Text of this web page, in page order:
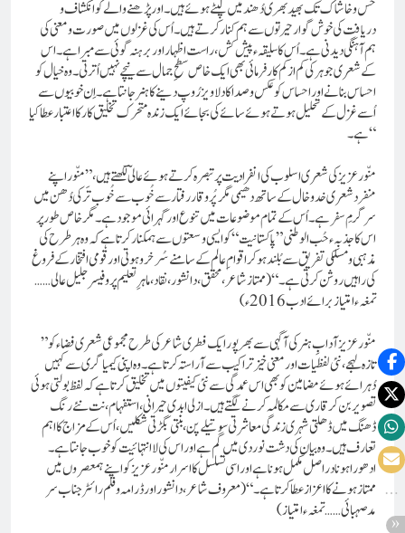
خس و خاشاک تک بھید بھری دُھند میں لپٹے ہوئے ہیں۔اور پڑھنے والے کو انکشاف و
دریافت کی خوش گوار حیرتوں سے ہم کنار کرتے ہیں۔ اُس کی غزلوں میں صورت و معنی کی
ہم آہنگی دیدنی ہے۔ اُس کا سلیقہء پیش کش، راست اظہار اور برہنہ گوئی سے مبر ا ہے۔ اس
کے شعری جوہر کی کم از کم کارفرمائی بھی ایک خاص سطحِ جمال سے نیچے نہیں اُترتی۔ وہ خیال کو
احساس بنانے اور احساس کو عکس و صدا کا دلاویز رُوپ دینے کا ہنر جانتا ہے۔ اِن خوبیوں سے
اُسے غزل کے تحلیل ہوتے ہوئے سائے کی بجائے ایک زندہ متحرک تخلیق کار کا اعتبار عطا کیا
ہے۔“
منّور عزیز کی شعری اسلوب کی انفرادیت پر تبصر ہ کرتے ہوئے عالیؔ لکھتے ہیں، ”منّور اپنے
منفرد شعری خدوخال کے ساتھ دھیمی مگر پُر وقار رفتار سے خُوب سے خُوب تَر کی دُھن میں
سرگرمِ سفر ہے۔ اُس کے تمام موضوعات میں تنوع اور گہرائی موجودہے۔ مگر خاص طور پر
اس کا جذبہء حُب الوطنی ”پاکستانیت“ کو ایسی وسعتوں سے ہمکنار کرتا ہے کہ وہ ہر طرح کی
مذہبی و مسلکی تفریق سے بُلند ہو کر اقوام ِ عالم کے سامنے سُرخرو ہوتی اور قومی افتخار کے فروغ
کی راہیں روشن کرتی ہے۔“ (ممتاز شاعر، محقق،دانشور،نقاد، ماہرِ تعلیم پروفیسر جلیل عالی……
تمغہء امتیاز برائے ادب 2016ء)
”منّور عزیز آدابِ ہنر کی آگہی سے بھر پور ایک فطری شاعر کی طرح مجموعی شعری فضاء کو
تازہ لہجے، نئی لفظیات اور معنی خیز تراکیب سے آراستہ کرتا ہے۔ وہ اپنی کیمیا گری سے کہیں
دُہرائے ہوئے مضامین کو بھی اس عمدگی سے نئی کیفیتوں میں تخلیق کرتا ہے کہ لفظ بولتی ہوئی
تصویر بن کر قاری سے مکالمہ کرنے لگتے ہیں۔ ازلی ابدی حیرانی، استفہام، نت نئے رنگ
ڈھنگ میں ڈھلتی شہری زندگی معاشرتی سوتیلے پن،بنتی بگڑتی شکلیں،اُس کے مزاج کا اہم
تعارف ہیں۔ وہ بیان کی دشت نوردی میں گُم ہے اور اس کی لاانتہائیت کو خوب جانتا ہے۔
ادھورا ہونا دراصل مکمل ہونا ہے اور اسی تسلسل کا اسرارمنّور عزیز کو اپنے ہمعصروں میں
ممتاز ہونے کا اعزاز عطا کرتا ہے۔ “ (معروف شاعر، دانشور اورڈرامہ و فلم رائٹر جناب سر
مدصہبائی ……تمغہء امتیاز)